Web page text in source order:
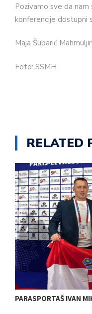
Pozivamo sve da
konferencije dostupni
Maja Šubarić Mahmuljin
Foto: SSMH
RELATED
PARASPORTAŠ IVAN